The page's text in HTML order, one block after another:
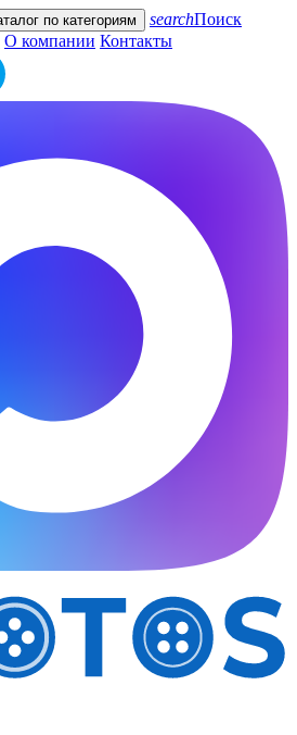
по категориям searchПоиск
О компании Контакты